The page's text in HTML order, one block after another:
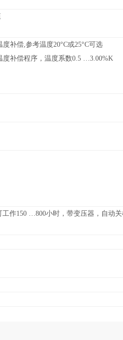
度补偿,参考温度20°C或25°C可选
度补偿程序，温度系数0.5 …3.00%K
工作150 …800小时，带变压器，自动